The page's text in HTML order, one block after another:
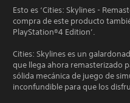
Esto es ‘Cities: Skylines -
compra de este producto
PlayStation®4 Edition’.
Cities: Skylines es un
que llega ahora remasterizado
sólida mecánica de juego de
inconfundible para que los